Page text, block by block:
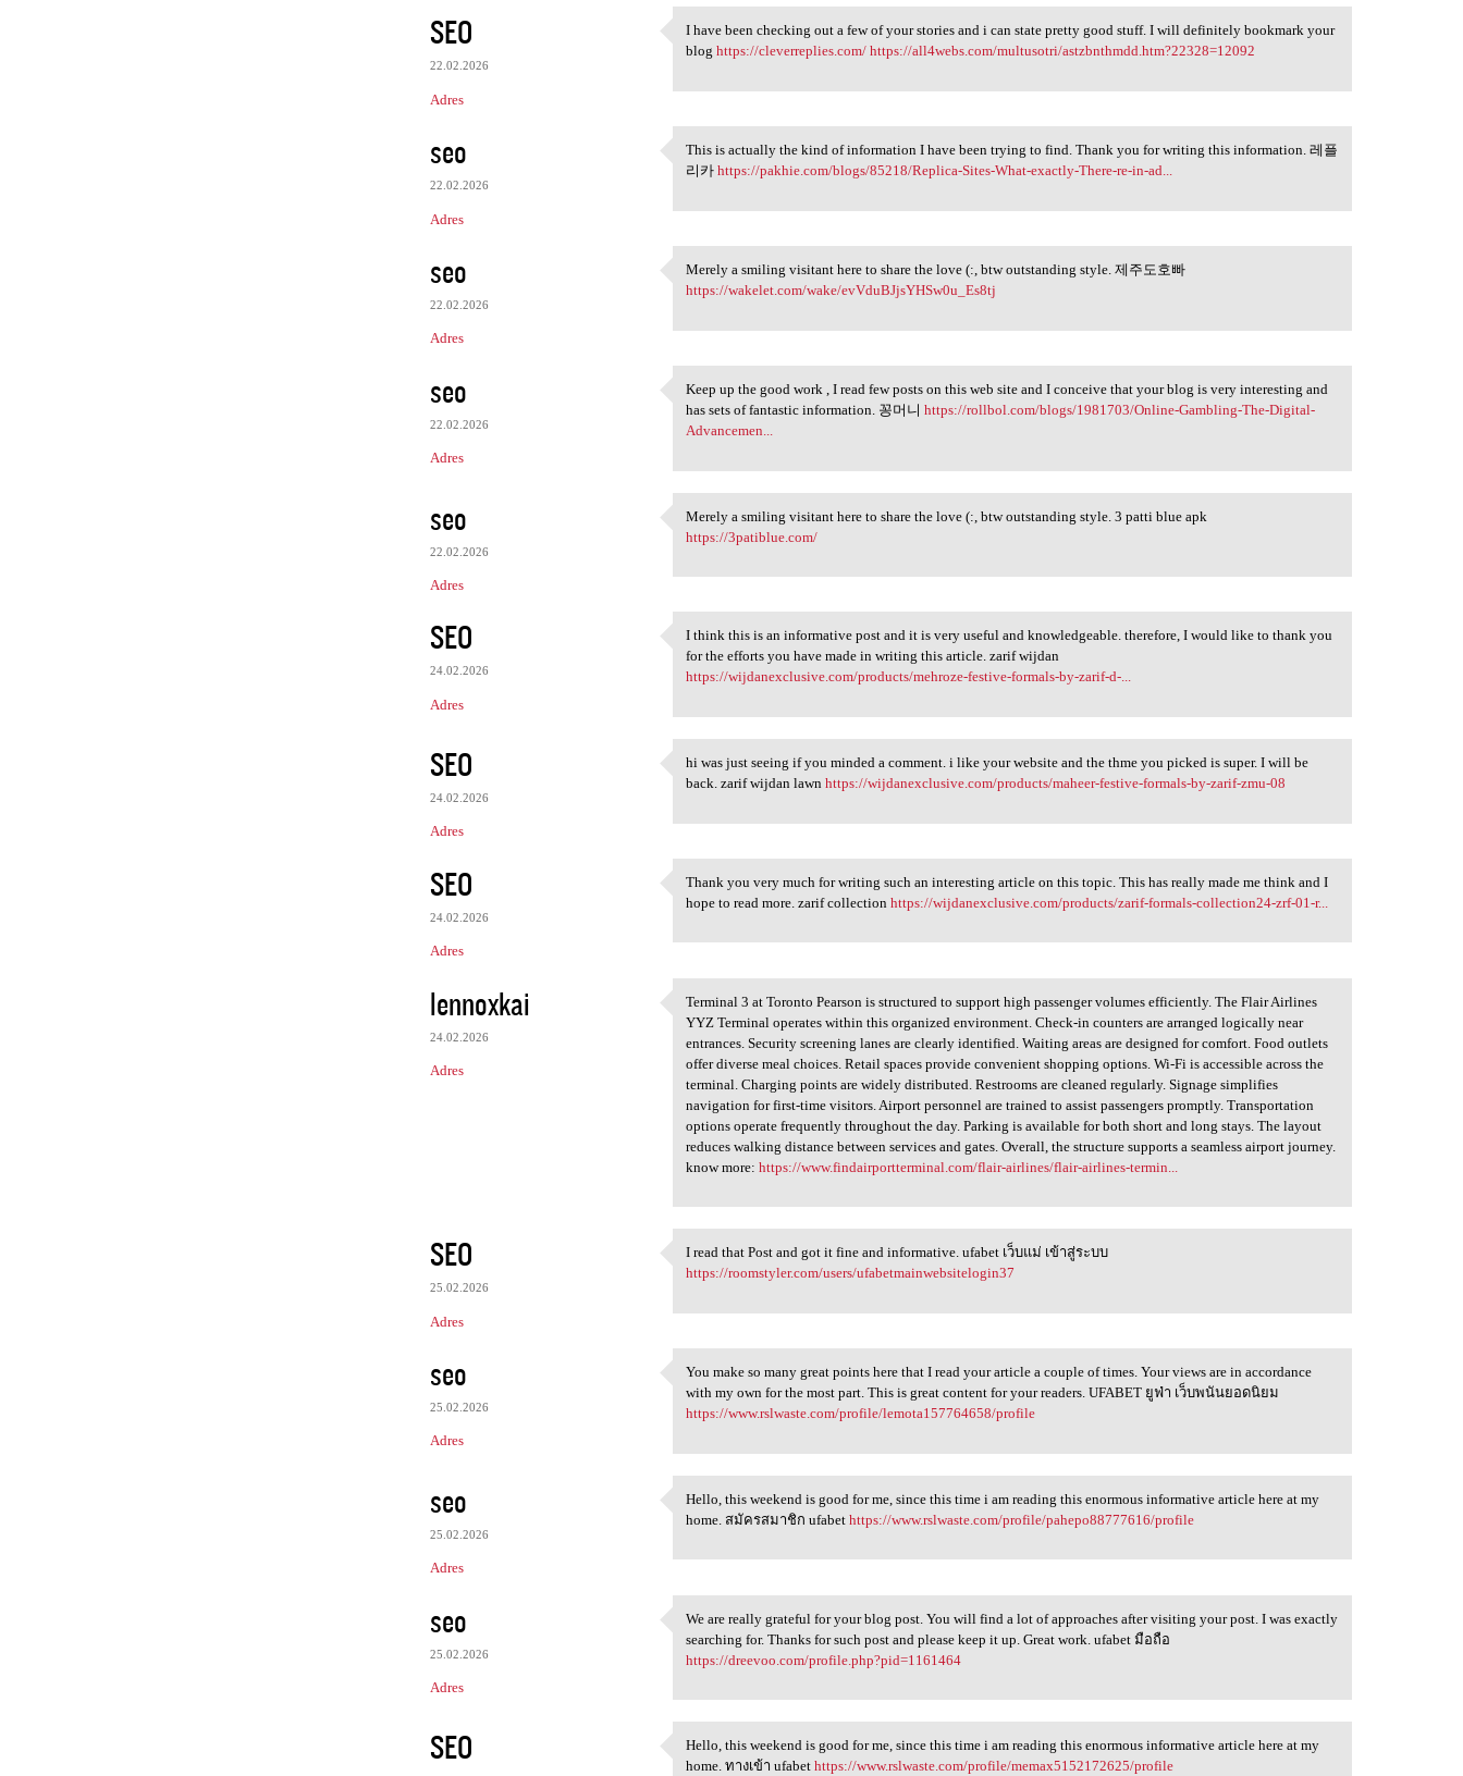
SEO
22.02.2026
Adres
I have been checking out a
I have been checking out a few of your stories and i can state pretty good stuff. I will definitely bookmark your
bloghttps://cleverreplies.com/ https://all4webs.com/multusotri/astzbnthmdd.htm?22328=12092
seo
22.02.2026
Adres
This is actually the kind of
This is actually the kind of information I have been trying to find. Thank you for writing this information. 레플
리카https://pakhie.com/blogs/85218/Replica-Sites-What-exactly-There-re-in-ad...
seo
22.02.2026
Adres
Merely a smiling visitant
Merely a smiling visitant here to share the love (:, btw outstanding style. 제주도호빠
https://wakelet.com/wake/evVduBJjsYHSw0u_Es8tj
seo
22.02.2026
Adres
Keep up the good work , I
Keep up the good work , I read few posts on this web site and I conceive that your blog is very interesting and
has sets of fantastic information. 꽁머니https://rollbol.com/blogs/1981703/Online-Gambling-The-Digital-
Advancemen...
seo
22.02.2026
Adres
Merely a smiling visitant
Merely a smiling visitant here to share the love (:, btw outstanding style. 3 patti blue apk
https://3patiblue.com/
SEO
24.02.2026
Adres
I think this is an
I think this is an informative post and it is very useful and knowledgeable. therefore, I would like to thank you
for the efforts you have made in writing this article. zarif wijdan
https://wijdanexclusive.com/products/mehroze-festive-formals-by-zarif-d-...
SEO
24.02.2026
Adres
hi was just seeing if you
hi was just seeing if you minded a comment. i like your website and the thme you picked is super. I will be
back. zarif wijdan lawnhttps://wijdanexclusive.com/products/maheer-festive-formals-by-zarif-zmu-08
SEO
24.02.2026
Adres
Thank you very much for
Thank you very much for writing such an interesting article on this topic. This has really made me think and I
hope to read more. zarif collectionhttps://wijdanexclusive.com/products/zarif-formals-collection24-zrf-01-r...
lennoxkai
24.02.2026
Adres
Terminal 3 at Toronto Pearson
Terminal 3 at Toronto Pearson is structured to support high passenger volumes efficiently. The Flair Airlines
YYZ Terminal operates within this organized environment. Check-in counters are arranged logically near
entrances. Security screening lanes are clearly identified. Waiting areas are designed for comfort. Food outlets
offer diverse meal choices. Retail spaces provide convenient shopping options. Wi-Fi is accessible across the
terminal. Charging points are widely distributed. Restrooms are cleaned regularly. Signage simplifies
navigation for first-time visitors. Airport personnel are trained to assist passengers promptly. Transportation
options operate frequently throughout the day. Parking is available for both short and long stays. The layout
reduces walking distance between services and gates. Overall, the structure supports a seamless airport journey.
know more:https://www.findairportterminal.com/flair-airlines/flair-airlines-termin...
SEO
25.02.2026
Adres
I read that Post and got it
I read that Post and got it fine and informative. ufabet เว็บแม่ เข้าสู่ระบบ
https://roomstyler.com/users/ufabetmainwebsitelogin37
seo
25.02.2026
Adres
You make so many great points
You make so many great points here that I read your article a couple of times. Your views are in accordance
with my own for the most part. This is great content for your readers. UFABET ยูฟ่า เว็บพนันยอดนิยม
https://www.rslwaste.com/profile/lemota157764658/profile
seo
25.02.2026
Adres
Hello, this weekend is good
Hello, this weekend is good for me, since this time i am reading this enormous informative article here at my
home. สมัครสมาชิก ufabethttps://www.rslwaste.com/profile/pahepo88777616/profile
seo
25.02.2026
Adres
We are really grateful for
We are really grateful for your blog post. You will find a lot of approaches after visiting your post. I was exactly
searching for. Thanks for such post and please keep it up. Great work. ufabet มือถือ
https://dreevoo.com/profile.php?pid=1161464
SEO Hello, this weekend is good
Hello, this weekend is good for me, since this time i am reading this enormous informative article here at my
home. ทางเข้า ufabethttps://www.rslwaste.com/profile/memax5152172625/profile